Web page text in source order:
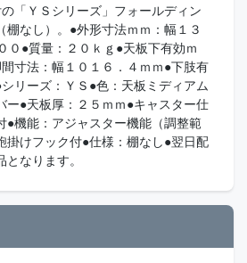
「ＹＳシリーズ」フォールディン
棚なし）。●外形寸法ｍｍ：幅１３
０●質量：２０ｋｇ●天板下有効ｍ
寸法：幅１０１６．４ｍｍ●下肢有
リーズ：ＹＳ●色：天板ミディアム
ー●天板厚：２５ｍｍ●キャスター仕
●機能：アジャスター機能（調整範
掛けフック付●仕様：棚なし●翌日配
なります。